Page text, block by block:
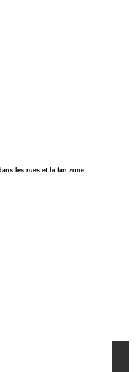
les rues et la fan zone